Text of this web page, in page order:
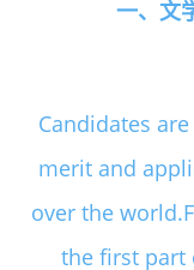
一、文学
Candidates
merit and
over the
the first part